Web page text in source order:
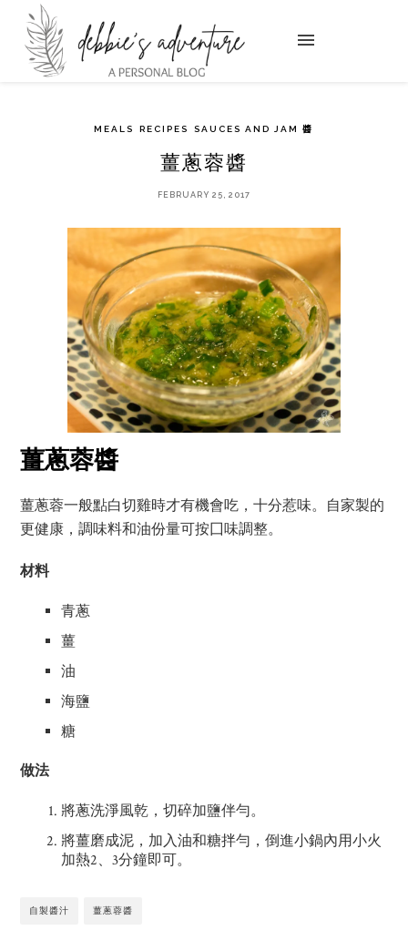
MEALS RECIPES SAUCES AND JAM 醬
薑蔥蓉醬
FEBRUARY 25, 2017
薑蔥蓉醬
薑蔥蓉一般點白切雞時才有機會吃，十分惹味。自家製的
更健康，調味料和油份量可按囗味調整。
材料
青蔥
薑
油
海鹽
糖
做法
將蔥洗淨風乾，切碎加鹽伴勻。
將薑磨成泥，加入油和糖拌勻，倒進小鍋內用小火
加熱2、3分鐘即可。
自製醬汁 薑蔥蓉醬